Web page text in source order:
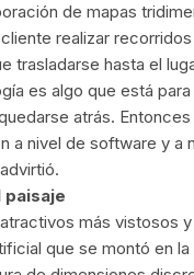
de mapas
realizar
trasladarse hasta el
es algo que está
atrás.
a nivel de software y a
paisaje
más vistosos
que se montó en